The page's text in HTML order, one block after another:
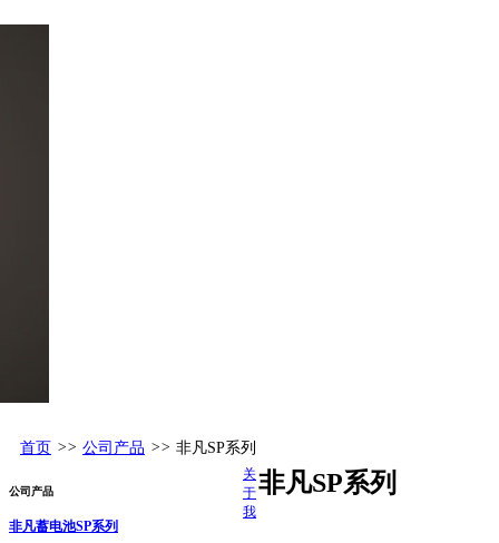
首页 >> 公司产品 >> 非凡SP系列
非凡SP系列
公司产品
非凡蓄电池SP系列
关
于
我